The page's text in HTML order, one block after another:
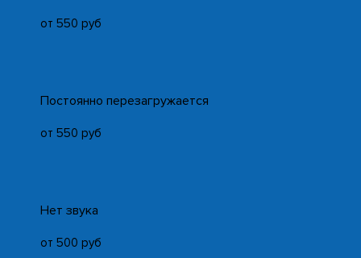
от 550 руб
Постоянно перезагружается
от 550 руб
Нет звука
от 500 руб